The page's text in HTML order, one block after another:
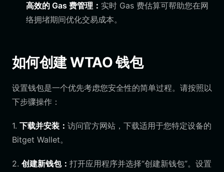
高效的 Gas 费管理： 实时 Gas 费估算可帮助您在网
络拥堵期间优化交易成本。
如何创建 WTAO 钱包
设置钱包是一个优先考虑您安全性的简单过程。请按照以
下步骤操作：
1. 下载并安装： 访问官方网站，下载适用于您特定设备的
Bitget Wallet。
2. 创建新钱包： 打开应用程序并选择“创建新钱包”。设置